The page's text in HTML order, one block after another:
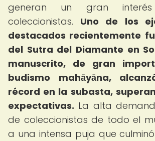
generan un gran
coleccionistas. Uno de los
destacados recientemente
del Sutra del Diamante en
manuscrito, de gran
budismo mahāyāna,
récord en la subasta,
expectativas. La alta
de coleccionistas de todo el
a una intensa puja que